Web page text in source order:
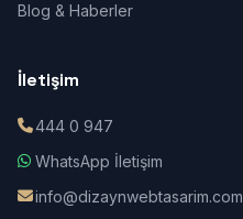
Blog & Haberler
İletişim
444 0 947
WhatsApp İletişim
info@dizaynwebtasarim.com